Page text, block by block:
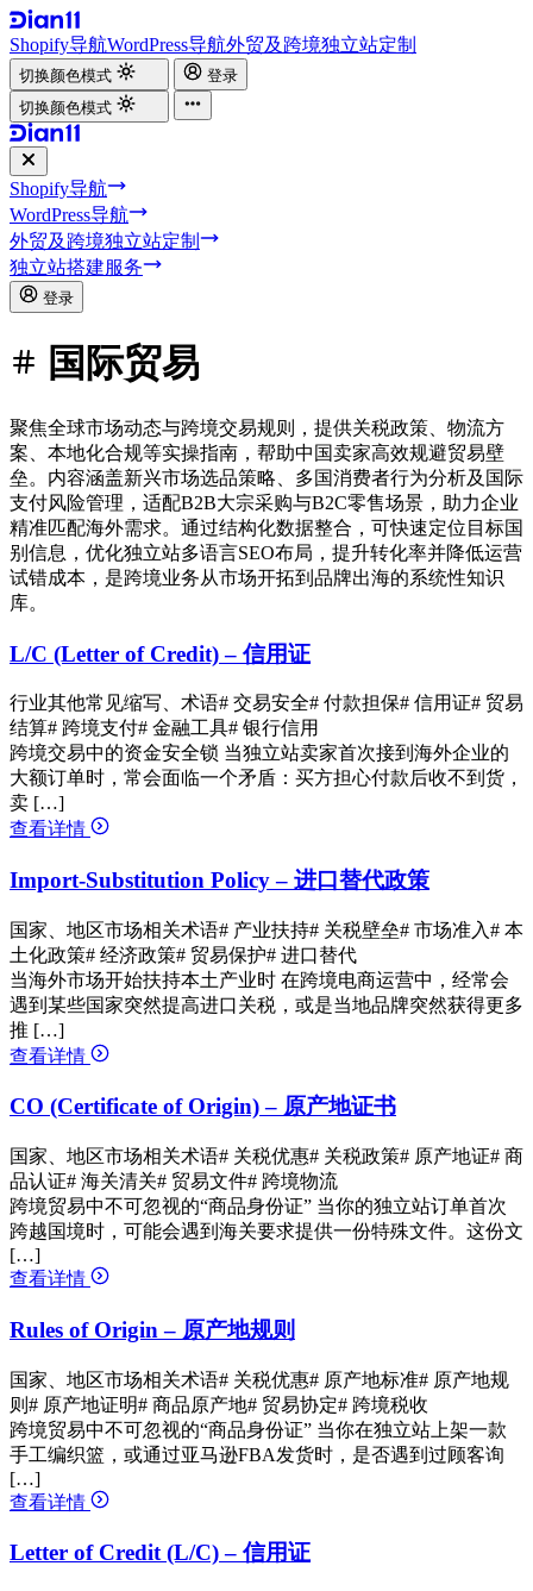
Shopify导航WordPress导航外贸及跨境独立站定制
切换颜色模式
登录
切换颜色模式
Shopify导航
WordPress导航
外贸及跨境独立站定制
独立站搭建服务
登录
国际贸易
聚焦全球市场动态与跨境交易规则，提供关税政策、物流方
案、本地化合规等实操指南，帮助中国卖家高效规避贸易壁
垒。内容涵盖新兴市场选品策略、多国消费者行为分析及国际
支付风险管理，适配B2B大宗采购与B2C零售场景，助力企业
精准匹配海外需求。通过结构化数据整合，可快速定位目标国
别信息，优化独立站多语言SEO布局，提升转化率并降低运营
试错成本，是跨境业务从市场开拓到品牌出海的系统性知识
库。
L/C (Letter of Credit) – 信用证
行业其他常见缩写、术语# 交易安全# 付款担保# 信用证# 贸易
结算# 跨境支付# 金融工具# 银行信用
跨境交易中的资金安全锁 当独立站卖家首次接到海外企业的
大额订单时，常会面临一个矛盾：买方担心付款后收不到货，
卖 […]
查看详情
Import-Substitution Policy – 进口替代政策
国家、地区市场相关术语# 产业扶持# 关税壁垒# 市场准入# 本
土化政策# 经济政策# 贸易保护# 进口替代
当海外市场开始扶持本土产业时 在跨境电商运营中，经常会
遇到某些国家突然提高进口关税，或是当地品牌突然获得更多
推 […]
查看详情
CO (Certificate of Origin) – 原产地证书
国家、地区市场相关术语# 关税优惠# 关税政策# 原产地证# 商
品认证# 海关清关# 贸易文件# 跨境物流
跨境贸易中不可忽视的“商品身份证” 当你的独立站订单首次
跨越国境时，可能会遇到海关要求提供一份特殊文件。这份文
[…]
查看详情
Rules of Origin – 原产地规则
国家、地区市场相关术语# 关税优惠# 原产地标准# 原产地规
则 # 原产地证明# 商品原产地# 贸易协定# 跨境税收
跨境贸易中不可忽视的“商品身份证” 当你在独立站上架一款
手工编织篮，或通过亚马逊FBA发货时，是否遇到过顾客询
[…]
查看详情
Letter of Credit (L/C) – 信用证